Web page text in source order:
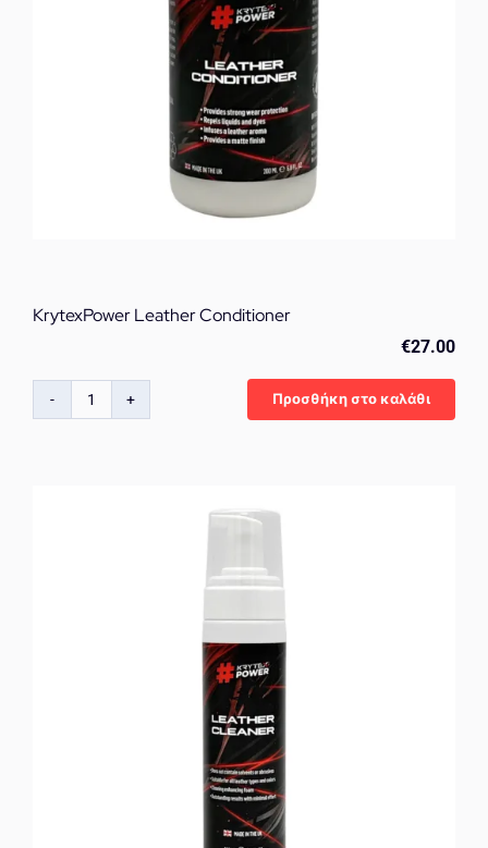
KrytexPower Leather Conditioner
€27.00
KrytexPower
Προσθήκη στο καλάθι